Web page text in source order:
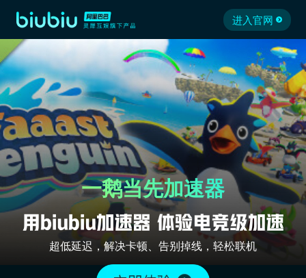
进入官网
一鹅当先加速器
超低延迟，解决卡顿、告别掉线，轻松联机